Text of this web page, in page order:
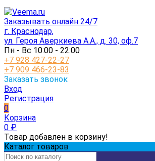
Заказывать онлайн 24/7
г. Краснодар,
ул. Героя Аверкиева А.А., д. 30, оф.7
Пн - Вс 10:00 - 22:00
+7 928 427-22-27
+7 909 466-23-83
Заказать звонок
Вход
Регистрация
0
Корзина
0 ₽
Товар добавлен в корзину!
Каталог товаров